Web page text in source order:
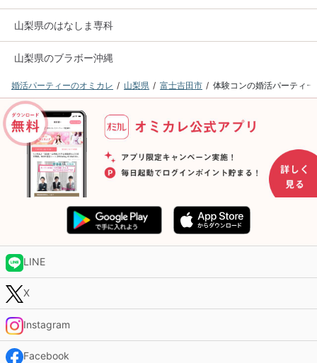
山梨県のはなしま専科
山梨県のブラボー沖縄
婚活パーティーのオミカレ 山梨県 富士吉田市 体験コンの婚活パーティー
LINE
X
Instagram
Facebook